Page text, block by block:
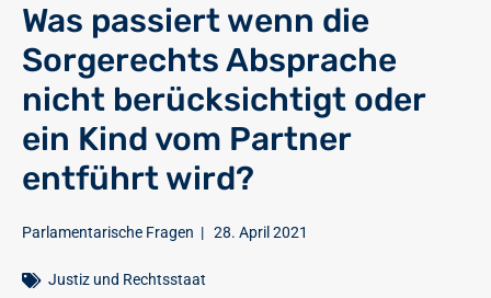
Was passiert wenn die
Sorgerechts Absprache
nicht berücksichtigt oder
ein Kind vom Partner
entführt wird?
Parlamentarische Fragen | 28. April 2021
Justiz und Rechtsstaat